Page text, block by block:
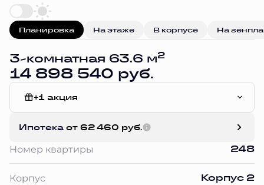
Планировка На этаже В корпусе На
3-комнатная 63.6 м2
14 898 540 руб.
+1 акция
Ипотека от 62 460 руб.
Номер квартиры 248
Корпус Корпус 2